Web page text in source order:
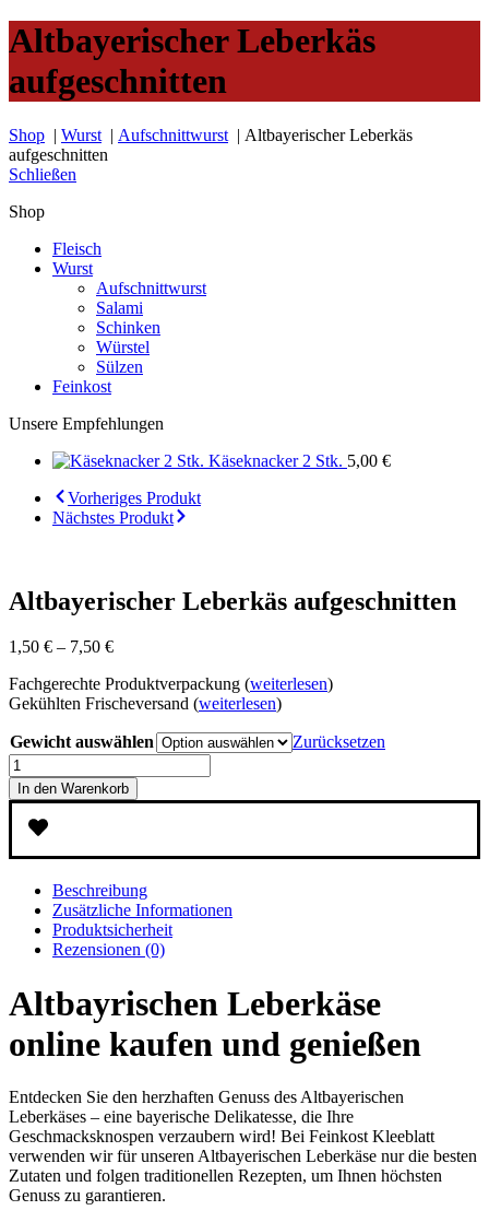
Altbayerischer Leberkäs
aufgeschnitten
Shop | Wurst | Aufschnittwurst | Altbayerischer Leberkäs
aufgeschnitten
Schließen
Shop
Fleisch
Wurst
Aufschnittwurst
Salami
Schinken
Würstel
Sülzen
Feinkost
Unsere Empfehlungen
Käseknacker 2 Stk. 5,00 €
Vorheriges Produkt
Nächstes Produkt
Altbayerischer Leberkäs aufgeschnitten
1,50 € – 7,50 €
Fachgerechte Produktverpackung (weiterlesen)
Gekühlten Frischeversand (weiterlesen)
Gewicht auswählen
Zurücksetzen
Altbayerischer
Leberkäs
aufgeschnitten
Menge
In den Warenkorb
Beschreibung
Zusätzliche Informationen
Produktsicherheit
Rezensionen (0)
Altbayrischen Leberkäse
online kaufen und genießen
Entdecken Sie den herzhaften Genuss des Altbayerischen
Leberkäses – eine bayerische Delikatesse, die Ihre
Geschmacksknospen verzaubern wird! Bei Feinkost Kleeblatt
verwenden wir für unseren Altbayerischen Leberkäse nur die besten
Zutaten und folgen traditionellen Rezepten, um Ihnen höchsten
Genuss zu garantieren.